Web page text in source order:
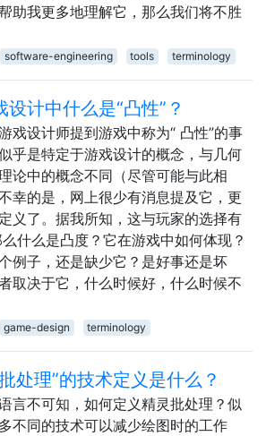
助我更多地理解它，那么我们将不胜
software-engineering tools terminology
设计中什么是“凸性”？
戏设计师提到游戏中称为“ 凸性”的事
乎是特定于游戏设计的概念，与几何
论中的概念不同（尽管可能与此相
幸的是，网上很少有消息提及它，更
义了。据我所知，这与玩家的选择有
什么是凸度？它在游戏中如何体现？
例子，还是缺少它？是好事还是坏
取决于它，什么时候好，什么时候不
game-design terminology
处理”的技术定义是什么？
言不可知，如何定义精灵批处理？似
不同的技术可以减少绘图时的工作